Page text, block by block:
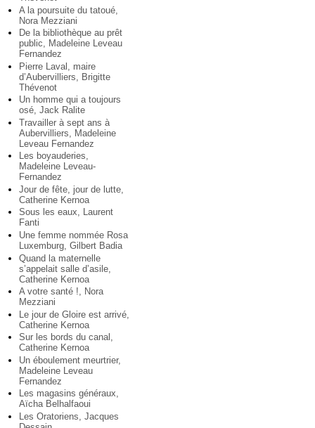
A la poursuite du tatoué,
Nora Mezziani
De la bibliothèque au prêt
public, Madeleine Leveau
Fernandez
Pierre Laval, maire
d’Aubervilliers, Brigitte
Thévenot
Un homme qui a toujours
osé, Jack Ralite
Travailler à sept ans à
Aubervilliers, Madeleine
Leveau Fernandez
Les boyauderies,
Madeleine Leveau-
Fernandez
Jour de fête, jour de lutte,
Catherine Kernoa
Sous les eaux, Laurent
Fanti
Une femme nommée Rosa
Luxemburg, Gilbert Badia
Quand la maternelle
s’appelait salle d’asile,
Catherine Kernoa
A votre santé !, Nora
Mezziani
Le jour de Gloire est arrivé,
Catherine Kernoa
Sur les bords du canal,
Catherine Kernoa
Un éboulement meurtrier,
Madeleine Leveau
Fernandez
Les magasins généraux,
Aïcha Belhalfaoui
Les Oratoriens, Jacques